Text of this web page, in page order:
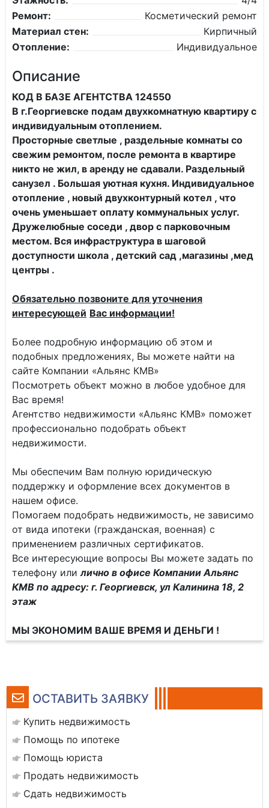
ОСТАВИТЬ ЗАЯВКУ
Купить недвижимость
Помощь по ипотеке
Помощь юриста
Продать недвижимость
Сдать недвижимость
Ремонт:
Косметический ремонт
Материал стен:
Кирпичный
Отопление:
Индивидуальное
Описание
КОД В БАЗЕ АГЕНТСТВА 124550
В г.Георгиевске подам двухкомнатную квартиру с
индивидуальным отоплением.
Просторные светлые , раздельные комнаты со
свежим ремонтом, после ремонта в квартире
никто не жил, в аренду не сдавали. Раздельный
санузел . Большая уютная кухня. Индивидуальное
отопление , новый двухконтурный котел , что
очень уменьшает оплату коммунальных услуг.
Дружелюбные соседи , двор с парковочным
местом. Вся инфраструктура в шаговой
доступности школа , детский сад ,магазины ,мед
центры .
Обязательно позвоните для уточнения
интересующей Вас информации!
Более подробную информацию об этом и
подобных предложениях, Вы можете найти на
сайте Компании «Альянс КМВ»
Посмотреть объект можно в любое удобное для
Вас время!
Агентство недвижимости «Альянс КМВ» поможет
профессионально подобрать объект
недвижимости.
Мы обеспечим Вам полную юридическую
поддержку и оформление всех документов в
нашем офисе.
Помогаем подобрать недвижимость, не зависимо
от вида ипотеки (гражданская, военная) с
применением различных сертификатов.
Все интересующие вопросы Вы можете задать по
телефону илилично в офисе Компании Альянс
КМВ по адресу: г. Георгиевск, ул Калинина 18, 2
этаж
МЫ ЭКОНОМИМ ВАШЕ ВРЕМЯ И ДЕНЬГИ !